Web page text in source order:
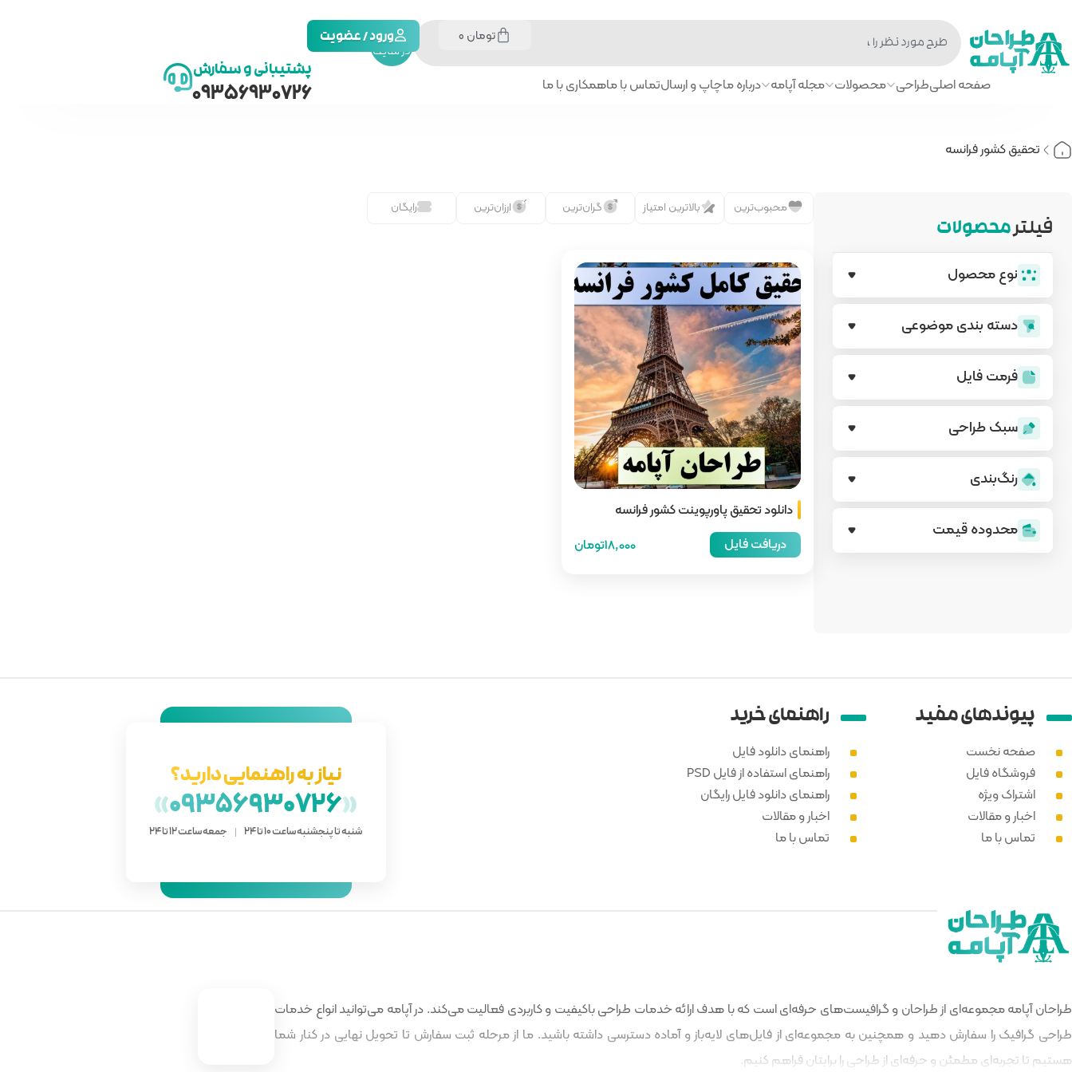
جستجو
در سایت
تومان ورود / عضویت
صفحه اصلیطراحی محصولات مجله آپامه درباره ماچاپ و ارسالتماس با ماهمکاری با ما
پشتیبانی و سفارش
09356930726
تحقیق کشور فرانسه
فیلترمحصولات
نوع محصول
دسته بندی‌ موضوعی
فرمت فایل
سبک طراحی
رنگ‌بندی
محدوده قیمت
محبوب‌ترین بالاترین امتیاز گران‌ترین ارزان‌ترین رایگان
دانلود تحقیق پاورپوینت کشور فرانسه
دریافت فایل
18,000تومان
پیوند‌های مفید
صفحه نخست
فروشگاه فایل
اشتراک ویژه
اخبار و مقالات
تماس با ما
راهنمای خرید
راهنمای دانلود فایل
راهنمای استفاده از فایل PSD
راهنمای دانلود فایل رایگان
اخبار و مقالات
تماس با ما
نیاز به راهنمایی دارید؟
«
09356930726
»
شنبه تا پنجشنبه ساعت 10 تا 24 جمعه ساعت 12 تا 24
طراحان آپامه مجموعه‌ای از طراحان و گرافیست‌های حرفه‌ای است که با هدف ارائه خدمات طراحی باکیفیت و کاربردی فعالیت می‌کند. در آپامه می‌توانید انواع خدمات
طراحی گرافیک را سفارش دهید و همچنین به مجموعه‌ای از فایل‌های لایه‌باز و آماده دسترسی داشته باشید. ما از مرحله ثبت سفارش تا تحویل نهایی در کنار شما
هستیم تا تجربه‌ای مطمئن و حرفه‌ای از طراحی را برایتان فراهم کنیم.